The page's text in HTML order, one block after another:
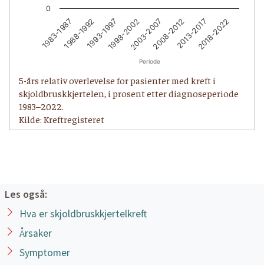
Periode
1983-19871988-19921993-19971998-20022003-20072008-20122013-20172018-2022
0
5-års relativ overlevelse for pasienter med kreft i
skjoldbruskkjertelen, i prosent etter diagnoseperiode
1983–2022.
Kilde: Kreftregisteret
Les også:
Hva er skjoldbruskkjertelkreft
Årsaker
Symptomer